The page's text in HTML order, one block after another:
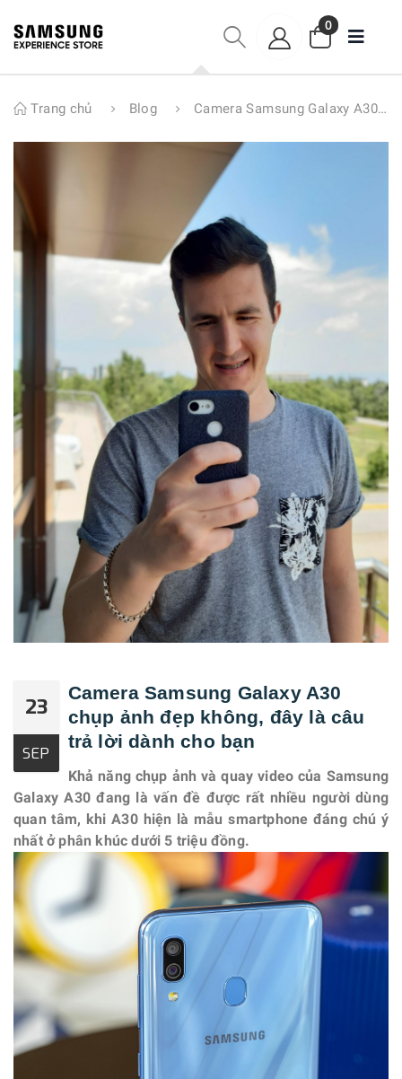
0
Trang chủ Blog Camera Samsung Galaxy A30 chụp ảnh đẹp không, đây là câu trả lời dành cho bạn
23
SEP
Camera Samsung Galaxy A30
chụp ảnh đẹp không, đây là câu
trả lời dành cho bạn
Khả năng chụp ảnh và quay video của Samsung
Galaxy A30đang là vấn đề được rất nhiều người dùng
quan tâm, khi A30 hiện là mẫu smartphone đáng chú ý
nhất ở phân khúc dưới 5 triệu đồng.